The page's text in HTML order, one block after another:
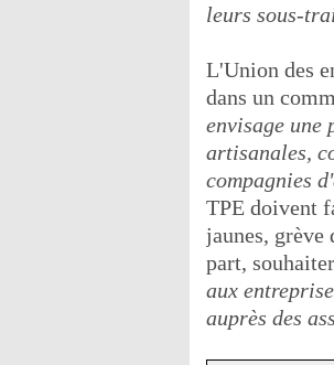
leurs sous-
L'Union des
dans un
envisage une
artisanales,
compagnies
TPE doivent
jaunes, grève
part,
aux
auprès des